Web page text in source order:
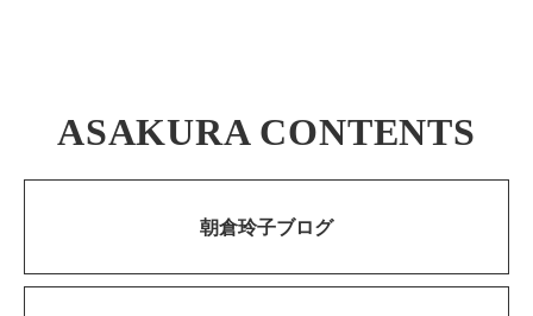
ASAKURA CONTENTS
朝倉玲子ブログ